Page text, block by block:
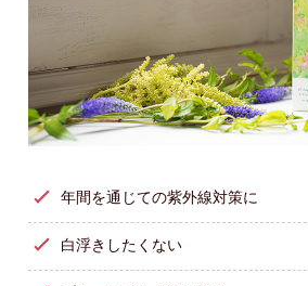
年間を通じての紫外線対策に
白浮きしたくない